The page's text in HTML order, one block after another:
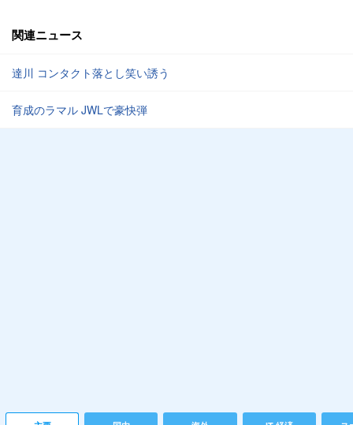
関連ニュース
達川 コンタクト落とし笑い誘う
育成のラマル JWLで豪快弾